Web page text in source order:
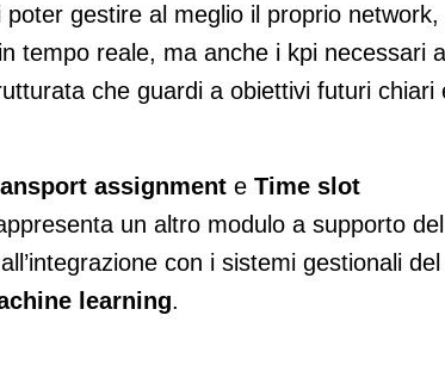
gestire al meglio il proprio network,
tempo reale, ma anche i kpi necessari a
che guardi a obiettivi futuri chiari
assignment e Time slot
un altro modulo a supporto del
con i sistemi gestionali del
learning.